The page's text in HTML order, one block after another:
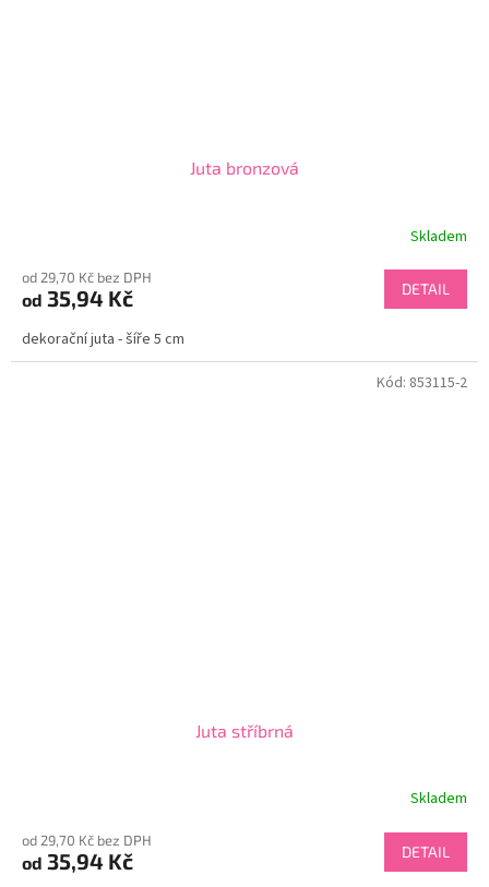
Juta bronzová
Skladem
od 29,70 Kč bez DPH
od 35,94 Kč DETAIL
dekorační juta - šíře 5 cm
Juta stříbrná
Skladem
od 29,70 Kč bez DPH
od 35,94 Kč DETAIL
Kód: 853115-2